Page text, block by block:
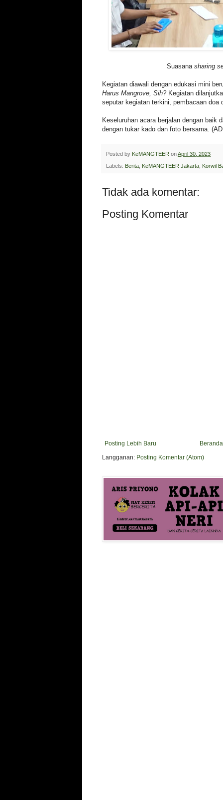
Suasana sharing
Kegiatan diawali dengan edukasi mini
Harus Mangrove, Sih?Kegiatan
seputar kegiatan terkini, pembacaan
Keseluruhan acara berjalan dengan baik
dengan tukar kado dan foto bersama.
Posted by KeMANGTEER onApril 30, 2023
Labels: Berita KeMANGTEER Jakarta Korwil
Tidak ada komentar:
Posting Komentar
Posting Lebih Baru
Beranda
Langganan: Posting Komentar (Atom)